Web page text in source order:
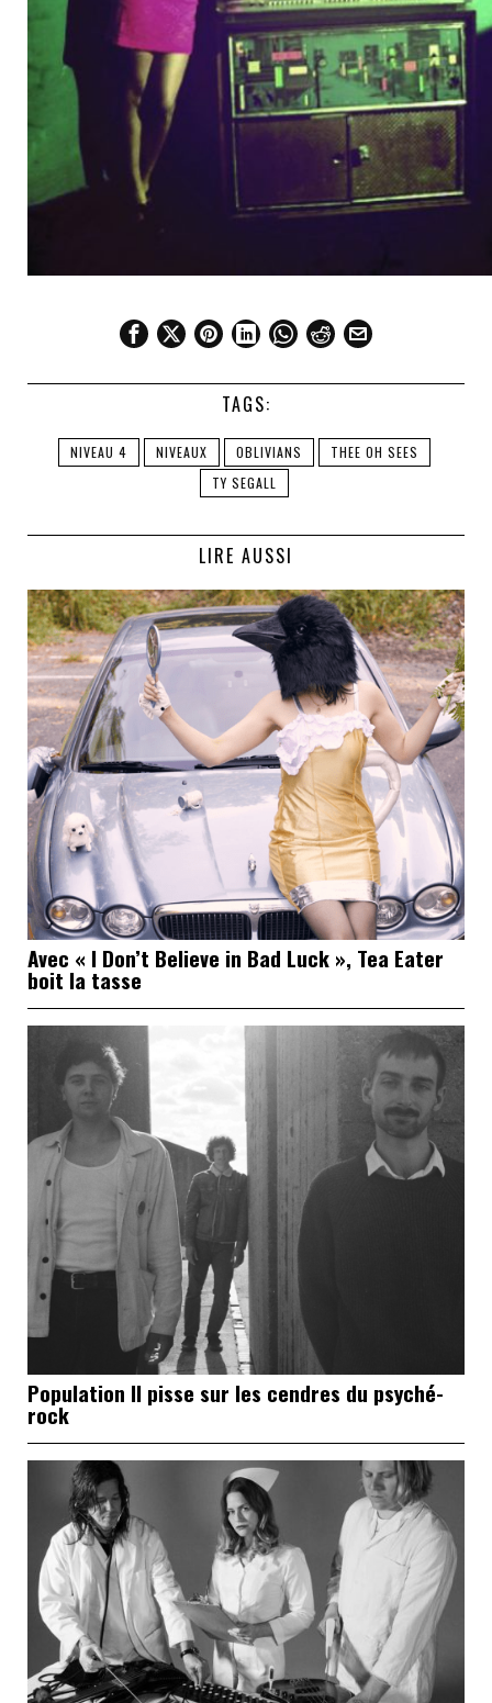
TAGS:
NIVEAU 4 NIVEAUX OBLIVIANS
THEE OH SEES
TY SEGALL
LIRE AUSSI
Avec « I Don’t Believe in Bad Luck », Tea Eater
boit la tasse
Population II pisse sur les cendres du psyché-
rock